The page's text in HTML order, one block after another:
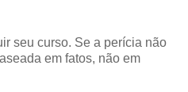
seu curso. Se a perícia não
em fatos, não em